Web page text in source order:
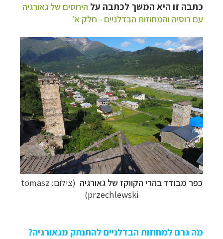
כתבה זו היא המשך לכתבה על היחסים של גאורגיה
עם רוסיה והמחוזות הבדלניים - חלק א'
כפר מבודד בהרי הקווקז של גאורגיה
(צילום: tomasz
przechlewski)
מה גרם למחוזות הבדלניים להתנתק מגאורגיה?